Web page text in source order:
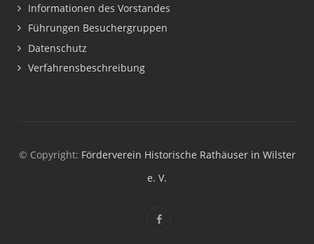
Informationen des Vorstandes
Führungen Besuchergruppen
Datenschutz
Verfahrensbeschreibung
© Copyright: Förderverein Historische Rathäuser in Wilster
e. V.